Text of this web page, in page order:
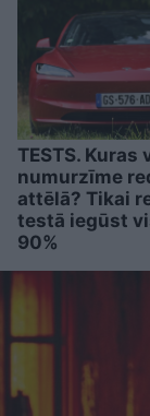
TESTS. Kuras
numurzīme
attēlā? Tikai
testā iegūst
90%